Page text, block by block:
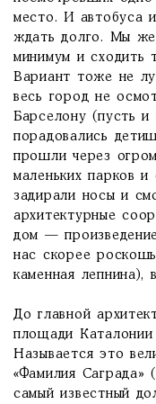
место. И автобуса
ждать долго. Мы же
минимум и сходить
Вариант тоже не
весь город не
Барселону (пусть и
порадовались
прошли через
маленьких парков
задирали носы и
архитектурные
дом —
нас скорее
каменная лепнина),
До главной
площади
Называется это
«Фамилия Саграда»
самый известный